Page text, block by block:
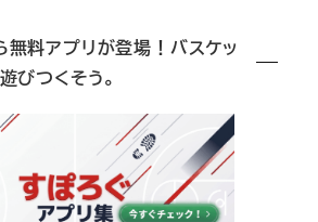
無料アプリが登場！バスケッ
びつくそう。